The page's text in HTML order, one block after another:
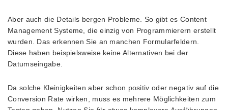
Aber auch die Details bergen Probleme. So gibt es Content
Management Systeme, die einzig von Programmierern erstellt
wurden. Das erkennen Sie an manchen Formularfeldern.
Diese haben beispielsweise keine Alternativen bei der
Datumseingabe.
Da solche Kleinigkeiten aber schon positiv oder negativ auf die
Conversion Rate wirken, muss es mehrere Möglichkeiten zum